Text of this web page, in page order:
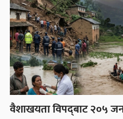
वैशाखयता विपद्‌बाट २०५